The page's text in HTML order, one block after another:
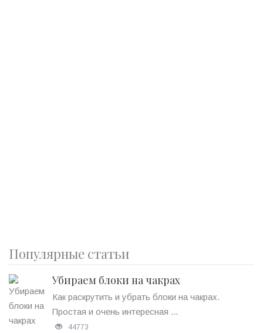
Популярные статьи
Убираем блоки на чакрах
Как раскрутить и убрать блоки на чакрах.
Простая и очень интересная ...
44773